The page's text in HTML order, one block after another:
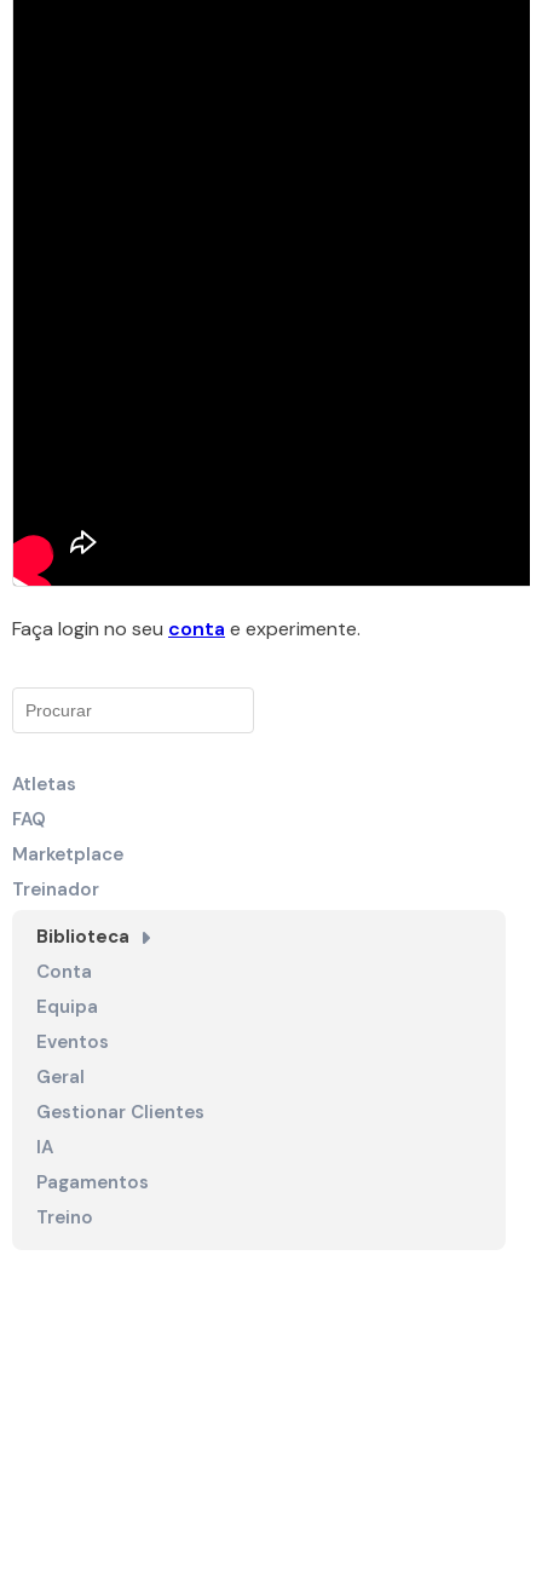
Faça login no seu conta e experimente.
Atletas
FAQ
Marketplace
Treinador
Biblioteca
Conta
Equipa
Eventos
Geral
Gestionar Clientes
IA
Pagamentos
Treino